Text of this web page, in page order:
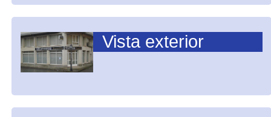
Vista exterior